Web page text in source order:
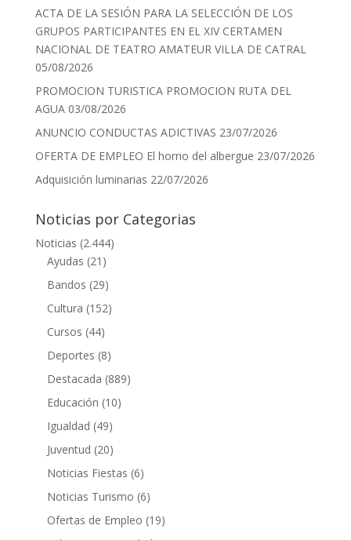
ACTA DE LA SESIÓN PARA LA SELECCIÓN DE LOS
GRUPOS PARTICIPANTES EN EL XIV CERTAMEN
NACIONAL DE TEATRO AMATEUR VILLA DE CATRAL
05/08/2026
PROMOCION TURISTICA PROMOCION RUTA DEL
AGUA 03/08/2026
ANUNCIO CONDUCTAS ADICTIVAS 23/07/2026
OFERTA DE EMPLEO El horno del albergue 23/07/2026
Adquisición luminarias 22/07/2026
Noticias por Categorias
Noticias (2.444)
Ayudas (21)
Bandos (29)
Cultura (152)
Cursos (44)
Deportes (8)
Destacada (889)
Educación (10)
Igualdad (49)
Juventud (20)
Noticias Fiestas (6)
Noticias Turismo (6)
Ofertas de Empleo (19)